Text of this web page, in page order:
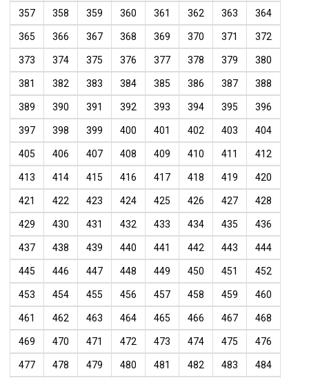
357 358 359 360 361 362 363 364
365 366 367 368 369 370 371 372
373 374 375 376 377 378 379 380
381 382 383 384 385 386 387 388
389 390 391 392 393 394 395 396
397 398 399 400 401 402 403 404
405 406 407 408 409 410 411 412
413 414 415 416 417 418 419 420
421 422 423 424 425 426 427 428
429 430 431 432 433 434 435 436
437 438 439 440 441 442 443 444
445 446 447 448 449 450 451 452
453 454 455 456 457 458 459 460
461 462 463 464 465 466 467 468
469 470 471 472 473 474 475 476
477 478 479 480 481 482 483 484